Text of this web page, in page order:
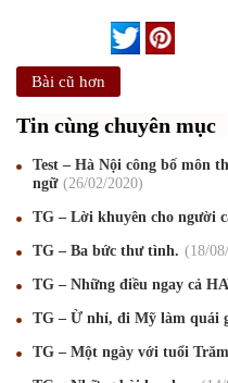
Bài cũ hơn
Tin cùng chuyên mục
Test – Hà Nội công bố môn
ngữ
26/02/2020
TG – Lời khuyên cho người
TG – Ba bức thư tình. 18/08
TG – Những điều ngay cả
TG – Ừ nhỉ, đi Mỹ làm quái
TG – Một ngày với tuổi
Mừng Xuân Canh Tý 2020
Mừng Xuân Kỷ Hợi 2019 03/